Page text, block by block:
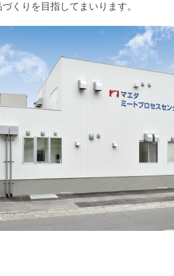
くりを目指してまいります。